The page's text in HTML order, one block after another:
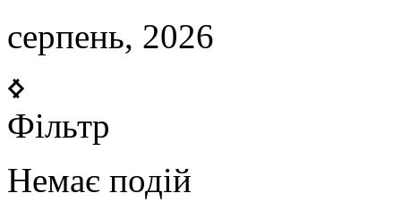
серпень, 2026
Фільтр
Немає подій